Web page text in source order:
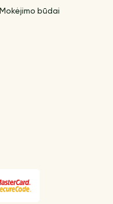
Mokėjimo būdai